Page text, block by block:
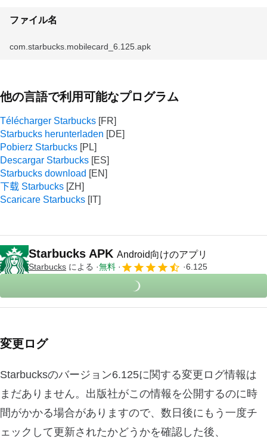
ファイル名
com.starbucks.mobilecard_6.125.apk
他の言語で利用可能なプログラム
Télécharger Starbucks
Starbucks herunterladen
Pobierz Starbucks
Descargar Starbucks
Starbucks download
下载 Starbucks
Scaricare Starbucks
Starbucks APK Android向けのアプリ
Starbucks による 無料 6.125
変更ログ
Starbucksのバージョン6.125に関する変更ログ情報は
まだありません。出版社がこの情報を公開するのに時
間がかかる場合がありますので、数日後にもう一度チ
ェックして更新されたかどうかを確認した後、